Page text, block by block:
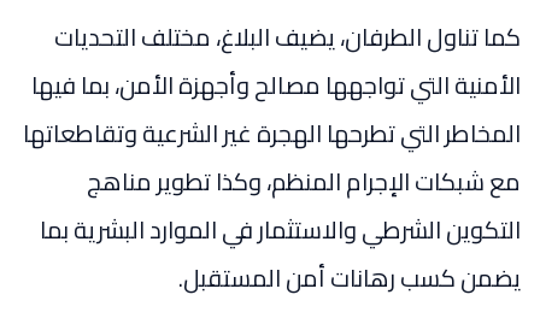
كما تناول الطرفان، يضيف البلاغ، مختلف التحديات
الأمنية التي تواجهها مصالح وأجهزة الأمن، بما فيها
المخاطر التي تطرحها الهجرة غير الشرعية وتقاطعاتها
مع شبكات الإجرام المنظم، وكذا تطوير مناهج
التكوين الشرطي والاستثمار في الموارد البشرية بما
يضمن كسب رهانات أمن المستقبل.